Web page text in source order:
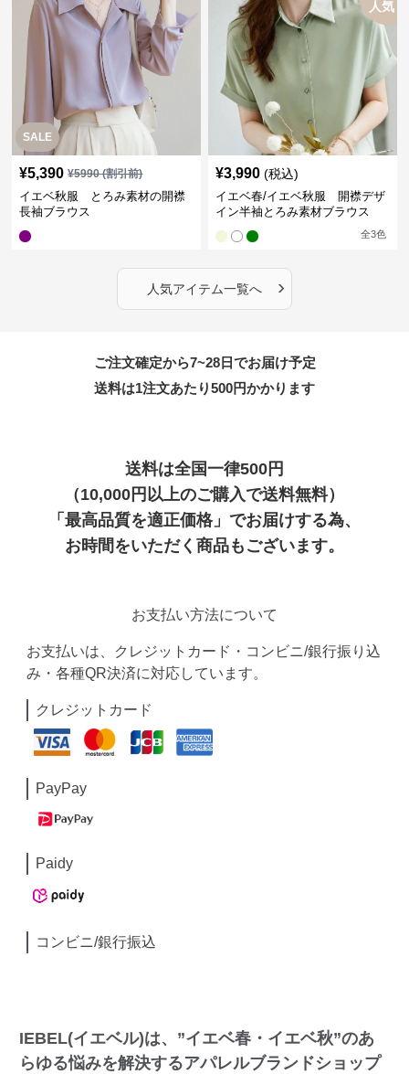
SALE
¥5,390 ¥5990(割引前)
イエベ秋服 とろみ素材の開襟
長袖ブラウス
人気
¥3,990 (税込)
イエベ春/イエベ秋服 開襟デザ
イン半袖とろみ素材ブラウス
全3色
人気アイテム一覧へ ›
ご注文確定から7~28日でお届け予定
送料は1注文あたり500円かかります
送料は全国一律500円
（10,000円以上のご購入で送料無料）
「最高品質を適正価格」でお届けする為、
お時間をいただく商品もございます。
お支払い方法について
お支払いは、クレジットカード・コンビニ/銀行振り込
み・各種QR決済に対応しています。
クレジットカード
PayPay
Paidy
コンビニ/銀行振込
IEBEL(イエベル)は、”イエベ春・イエベ秋”のあ
らゆる悩みを解決するアパレルブランドショップ